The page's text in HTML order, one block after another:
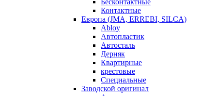
Бесконтактные
Контактные
Европа (JMA, ERREBI, SILCA)
Abloy
Автопластик
Автосталь
Дерняк
Квартирные
крестовые
Специальные
Заводской оригинал